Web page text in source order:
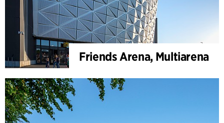
Friends Arena, Multiarena